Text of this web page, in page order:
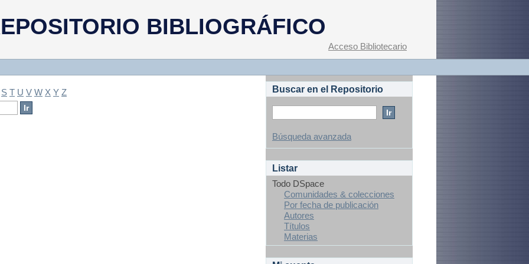
BIBLIOGRÁFICO
Acceso Bibliotecario
S T U V W X Y Z Buscar en el Repositorio
Búsqueda avanzada
Listar
Todo DSpace
Comunidades & colecciones
Por fecha de publicación
Autores
Títulos
Materias